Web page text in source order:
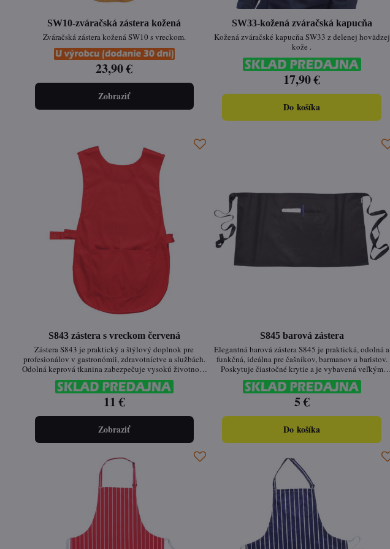
SW10-zváračská zástera kožená
Zváračská zástera kožená SW10 s vreckom.
23,90 €
Zobraziť
SW33-kožená zváračská kapucňa
Kožená zváračské kapucňa SW33 z delenej hovädzej
kože .
17,90 €
Do košíka
S843 zástera s vreckom červená
Zástera S843 je praktický a štýlový doplnok pre
profesionálov v gastronómii, zdravotníctve a službách.
Odolná keprová tkanina zabezpečuje vysokú životnosť,
zatiaľ čo nastaviteľné bočné upínanie na cvočky
poskytuje pohodlné a flexibilné nosenie. Široká škála
farebných variantov umožňuje jednoduché
prispôsobenie firemným potrebám.
11 €
Zobraziť
S845 barová zástera
Elegantná barová zástera S845 je praktická, odolná a
funkčná, ideálna pre čašníkov, barmanov a baristov.
Poskytuje čiastočné krytie a je vybavená veľkým
vreckom na uloženie potrebných nástrojov. Vyrobená z
kvalitnej Kingsmill polybavlny, ktorá si zachováva
farbu a tvar aj po častom praní.
5 €
Do košíka